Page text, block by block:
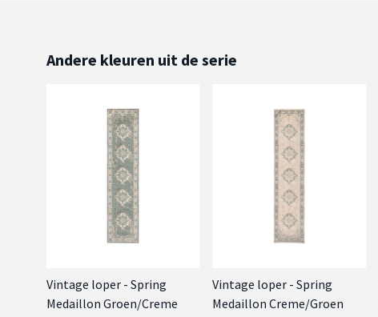
Andere kleuren uit de serie
Vintage loper - Spring
Medaillon Groen/Creme
Vintage loper - Spring
Medaillon Creme/Groen